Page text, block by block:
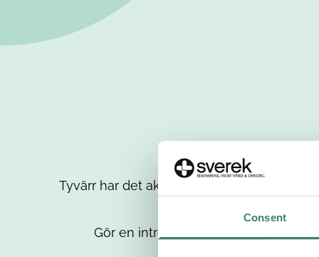
Consent
Tyvärr har det aktuella jobbet tagits bort
Gör en intresseanmälan så